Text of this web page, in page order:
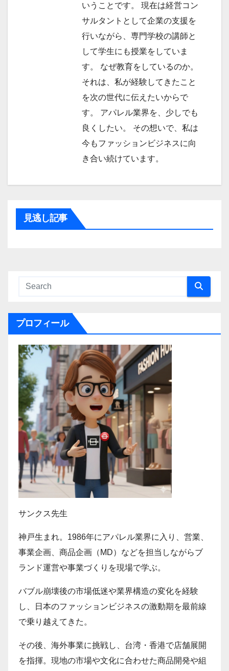
いうことです。 現在は経営コン
サルタントとして企業の支援を
行いながら、専門学校の講師と
して学生にも授業をしていま
す。 なぜ教育をしているのか。
それは、私が経験してきたこと
を次の世代に伝えたいからで
す。 アパレル業界を、少しでも
良くしたい。 その想いで、私は
今もファッションビジネスに向
き合い続けています。
見逃し記事
プロフィール
サンクス先生
神戸生まれ。1986年にアパレル業界に入り、営業、
事業企画、商品企画（MD）などを担当しながらブ
ランド運営や事業づくりを現場で学ぶ。
バブル崩壊後の市場低迷や業界構造の変化を経験
し、日本のファッションビジネスの激動期を最前線
で乗り越えてきた。
その後、海外事業に挑戦し、台湾・香港で店舗展開
を指揮。現地の市場や文化に合わせた商品開発や組